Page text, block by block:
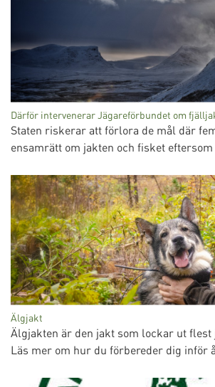
Därför intervenerar Jägareförbundet om
Staten riskerar att förlora de mål där
ensamrätt om jakten och fisket
Älgjakt
Älgjakten är den jakt som lockar ut flest
Läs mer om hur du förbereder dig inför